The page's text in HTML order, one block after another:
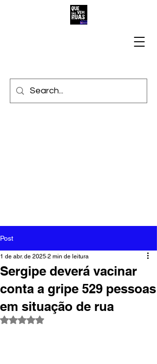
Post
Sergipe deverá vacinar
conta a gripe 529 pessoas
em situação de rua
1 de abr. de 2025 2 min de leitura
Avaliado com NaN de 5 estrelas.